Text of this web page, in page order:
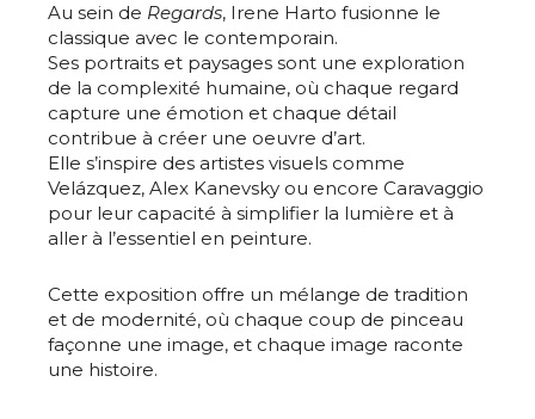
Adresse email*
Au sein de Regards, Irene Harto fusionne le
classique avec le contemporain.
Ses portraits et paysages sont une exploration
de la complexité humaine, où chaque regard
capture une émotion et chaque détail
contribue à créer une oeuvre d’art.
Elle s’inspire des artistes visuels comme
Velázquez, Alex Kanevsky ou encore Caravaggio
pour leur capacité à simplifier la lumière et à
aller à l’essentiel en peinture.
Cette exposition offre un mélange de tradition
et de modernité, où chaque coup de pinceau
façonne une image, et chaque image raconte
une histoire.